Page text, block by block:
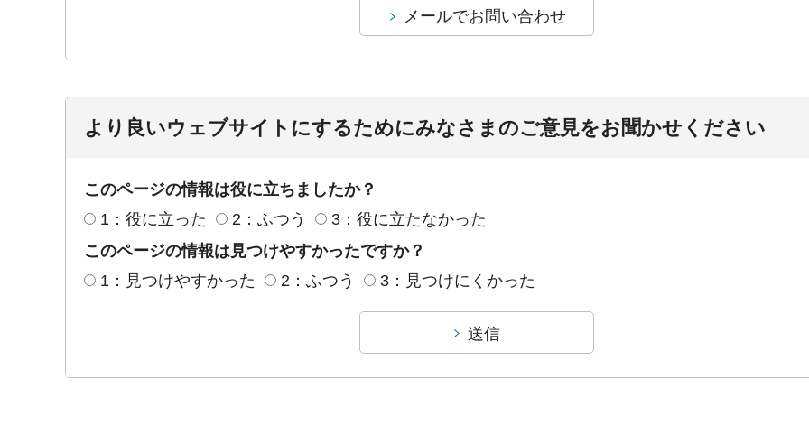
より良いウェブサイトにするためにみなさまのご意見をお聞かせください
このページの情報は役に立ちましたか？
1：役に立った
2：ふつう
3：役に立たなかった
このページの情報は見つけやすかったですか？
1：見つけやすかった
2：ふつう 3：見つけにくかった